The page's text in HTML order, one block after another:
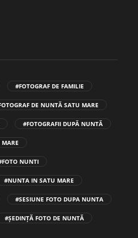
#FOTOGRAF DE FAMILIE
DE NUNTĂ SATU MARE
#FOTOGRAFII DUPĂ NUNTĂ
MARE
NUNTI
#NUNTA IN SATU MARE
#SESIUNE FOTO DUPA NUNTA
#ȘEDINȚĂ FOTO DE NUNTĂ